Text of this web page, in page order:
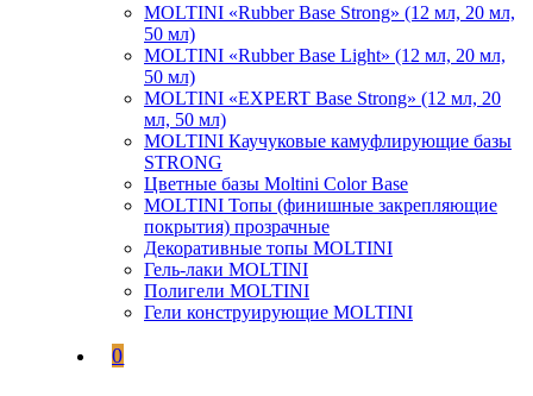
MOLTINI «Rubber Base Strong» (12 мл, 20 мл,
50 мл)
MOLTINI «Rubber Base Light» (12 мл, 20 мл,
50 мл)
MOLTINI «EXPERT Base Strong» (12 мл, 20
мл, 50 мл)
MOLTINI Каучуковые камуфлирующие базы
STRONG
Цветные базы Moltini Color Base
MOLTINI Топы (финишные закрепляющие
покрытия) прозрачные
Декоративные топы MOLTINI
Гель-лаки MOLTINI
Полигели MOLTINI
Гели конструирующие MOLTINI
0